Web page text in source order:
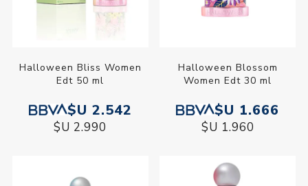
Halloween Bliss Women
Edt 50 ml
$U 2.542
$U 2.990
Halloween Blossom
Women Edt 30 ml
$U 1.666
$U 1.960